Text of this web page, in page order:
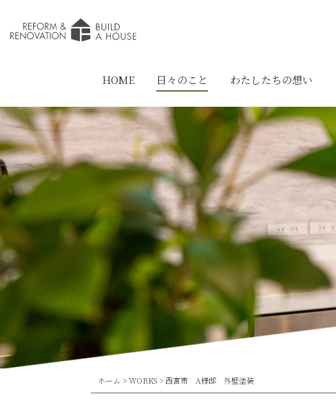
HOME 日々のこと わたしたちの想い
ホーム >WORKS>西宮市 A様邸 外壁塗装